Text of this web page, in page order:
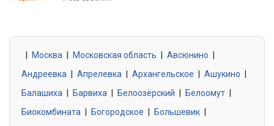
0 объявлений
0 объявлений
Знакомства без обязательств
0 объявлений
Москва Московская область Авсюнино
Андреевка
Апрелевка Архангельское Ашукино
Балашиха
Барвиха Белоозёрский Белоомут
Биокомбината
Богородское Большевик